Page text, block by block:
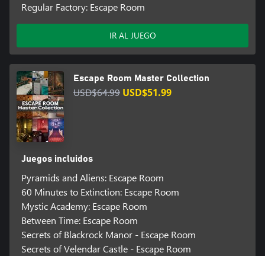
Regular Factory: Escape Room
IR AL JUEGO
Escape Room Master Collection
USD$64.99 USD$51.99
Juegos incluidos
Pyramids and Aliens: Escape Room
60 Minutes to Extinction: Escape Room
Mystic Academy: Escape Room
Between Time: Escape Room
Secrets of Blackrock Manor - Escape Room
Secrets of Velendar Castle - Escape Room